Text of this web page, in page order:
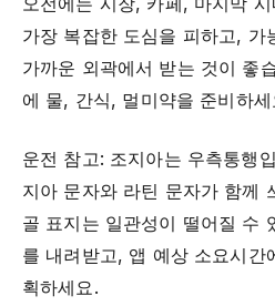
가장 복잡한 도심을 피하고, 가
가까운 외곽에서 받는 것이 좋
에 물, 간식, 멀미약을 준비하세
운전 참고: 조지아는 우측통행
지아 문자와 라틴 문자가 함께
골 표지는 일관성이 떨어질 수
를 내려받고, 앱 예상 소요시
획하세요.